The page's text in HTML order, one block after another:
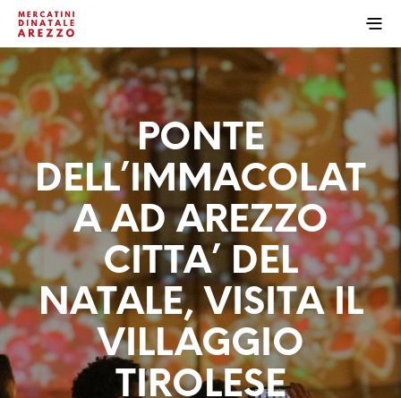
PONTE
DELL’IMMACOLAT
A AD AREZZO
CITTA’ DEL
NATALE, VISITA IL
VILLAGGIO
TIROLESE